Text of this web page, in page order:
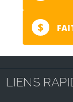
$
LIENS